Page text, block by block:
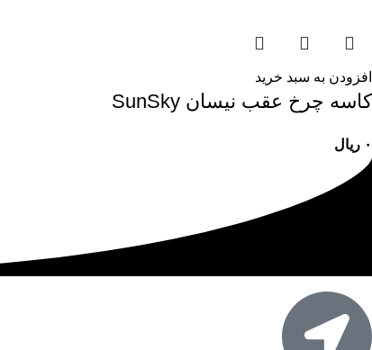
افزودن به سبد خرید
کاسه چرخ عقب نيسان SunSky
۰ ریال